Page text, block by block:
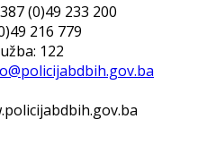
(0)49 233 200
216 779
122